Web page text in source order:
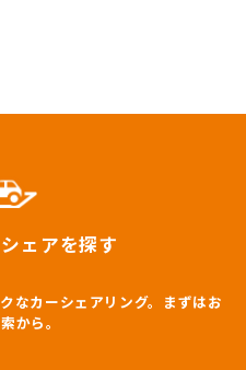
ェアを探す
なカーシェアリング。まずはお
から。